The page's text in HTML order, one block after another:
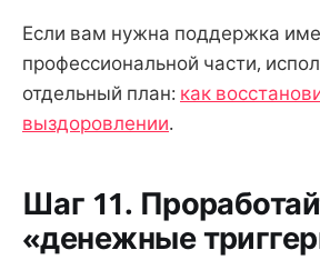
Если вам нужна поддержка
профессиональной части,
отдельный план: как
выздоровлении.
Шаг 11.
«денежные